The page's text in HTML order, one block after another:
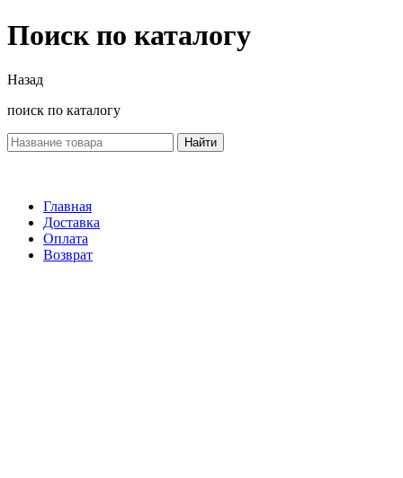
Поиск по каталогу
Назад
поиск по каталогу
Найти
Главная
Доставка
Оплата
Возврат